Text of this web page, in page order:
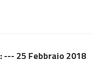
: --- 25 Febbraio 2018